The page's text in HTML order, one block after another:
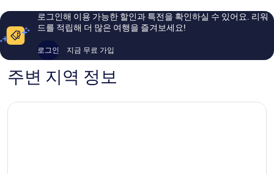
이
후
기
용
후
로그인해 이용 가능한 할인과 특전을 확인하실 수 있어요. 리워
드를 적립해 더 많은 여행을 즐겨보세요!
로그인 지금 무료 가입
주변 지역 정보